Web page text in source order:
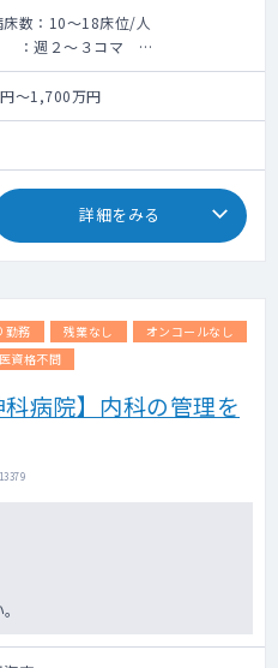
床数：10～18床位/人
：週２～３コマ
：1コマ当たり20～30名
理：担当10～15床程 （120床中
床）
：うつ、思春期、発達障害
類ではF03~05が多い）
応相談 ※週1回、手当1回4万
相談可能
となります
10代～30代が中心となります（高
～1,700万円
詳細をみる
勤務 残業なし
オンコールなし
資格不問
病院】内科の管理を